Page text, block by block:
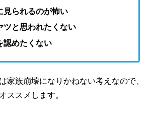
見られるのが怖い
ツと思われたくない
認めたくない
家族崩壊になりかねない考えなので、
ススメします。